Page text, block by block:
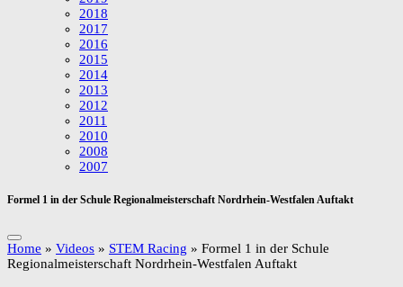
2018
2017
2016
2015
2014
2013
2012
2011
2010
2008
2007
Formel 1 in der Schule Regionalmeisterschaft Nordrhein-Westfalen Auftakt
Home » Videos » STEM Racing » Formel 1 in der Schule
Regionalmeisterschaft Nordrhein-Westfalen Auftakt